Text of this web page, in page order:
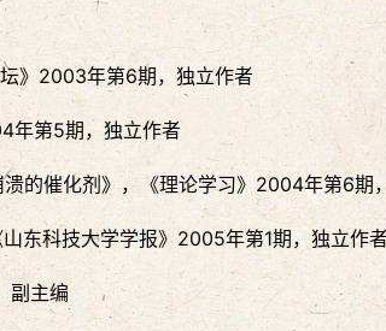
》2003年第6期，独立作者
年第5期，独立作者
的催化剂》，《理论学习》2004年第6期
东科技大学学报》2005年第1期，独立作
副主编